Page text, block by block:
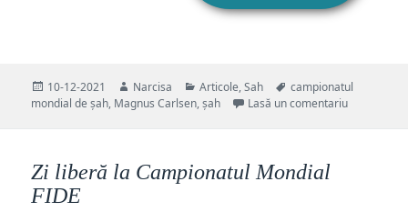
Publicat
pe
10-12-2021 Autor
Narcisa Categorii
Articole,Sah Etichete
campionatul
mondial de șah, Magnus Carlsen,șah Lasă un comentariula Marele
Zi liberă la Campionatul Mondial
FIDE